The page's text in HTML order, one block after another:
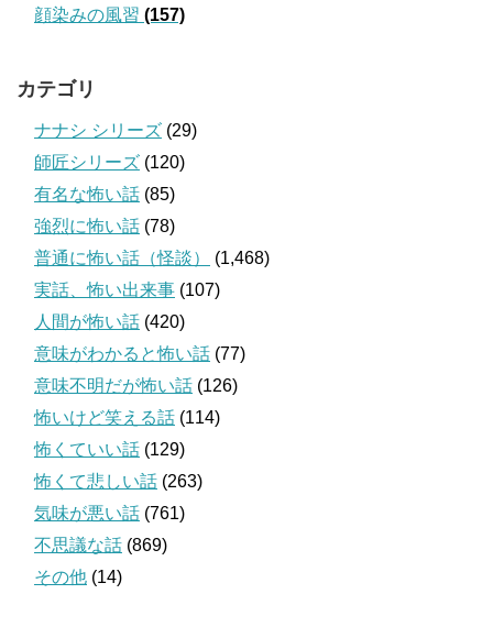
顔染みの風習 (157)
カテゴリ
ナナシ シリーズ (29)
師匠シリーズ (120)
有名な怖い話 (85)
強烈に怖い話 (78)
普通に怖い話（怪談）
(1,468)
実話、怖い出来事 (107)
人間が怖い話 (420)
意味がわかると怖い話 (77)
意味不明だが怖い話 (126)
怖いけど笑える話 (114)
怖くていい話 (129)
怖くて悲しい話 (263)
気味が悪い話 (761)
不思議な話 (869)
その他 (14)